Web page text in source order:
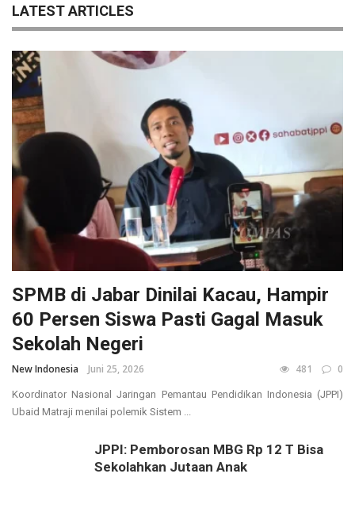
LATEST ARTICLES
SPMB di Jabar Dinilai Kacau, Hampir
60 Persen Siswa Pasti Gagal Masuk
Sekolah Negeri
New Indonesia Juni 25, 2026 481 0
Koordinator Nasional Jaringan Pemantau Pendidikan Indonesia (JPPI)
Ubaid Matraji menilai polemik Sistem ...
JPPI: Pemborosan MBG Rp 12 T Bisa
Sekolahkan Jutaan Anak